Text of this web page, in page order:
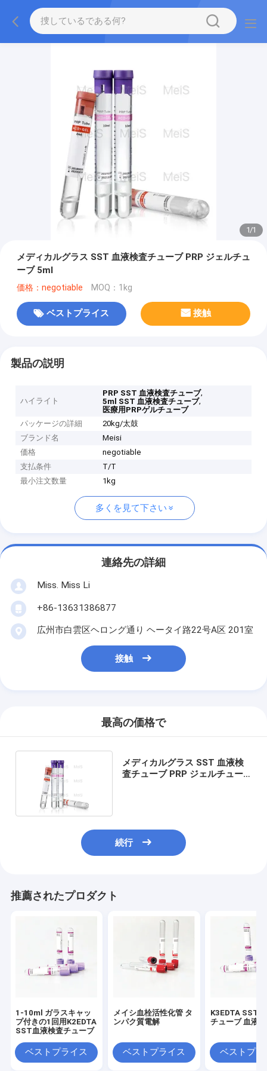
1/1
メディカルグラス SST 血液検査チューブ PRP ジェルチュ
ーブ 5ml
価格：negotiable MOQ：1kg
ベストプライス 接触
製品の説明
ハイライト
PRP SST 血液検査チューブ,
5ml SST 血液検査チューブ,
医療用PRPゲルチューブ
パッケージの詳細
20kg/太鼓
ブランド名
Meisi
価格
negotiable
支払条件
T/T
最小注文数量
1kg
多くを見て下さい
連絡先の詳細
Miss. Miss Li
+86-13631386877
広州市白雲区ヘロング通り ヘータイ路22号A区 201室
接触
最高の価格で
メディカルグラス SST 血液検
査チューブ PRP ジェルチュー
続行
推薦されたプロダクト
1-10ml ガラスキャッ
プ付きの1回用K2EDTA
SST血液検査チューブ
ベストプライス
メイシ血栓活性化管 タ
ンパク質電解
ベストプライス
K3EDTA SST
チューブ 血液
ベストプラ